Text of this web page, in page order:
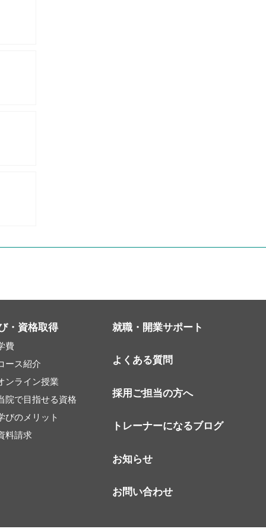
・資格取得
費
ース紹介
ンライン授業
院で目指せる資格
びのメリット
料請求
就職・開業サポート
よくある質問
採用ご担当の方へ
トレーナーになるブログ
お知らせ
お問い合わせ